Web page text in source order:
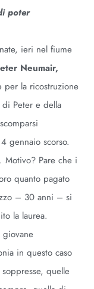
poter
ieri nel fiume
Neumair,
per la ricostruzione
Peter e della
gennaio scorso.
Motivo? Pare che i
quanto pagato
– 30 anni – si
la laurea.
giovane
in questo caso
quelle